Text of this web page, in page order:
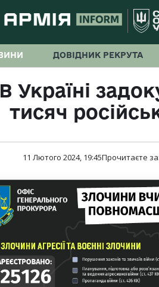
ДОВІДНИК РЕКРУТА
В Україні
тисяч
11 Лютого 2024, 19:45Прочитаєте за: